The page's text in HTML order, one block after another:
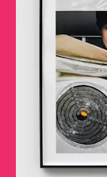
© © Estate
Saltoun